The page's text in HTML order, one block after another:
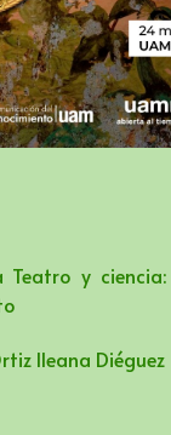
Teatro y ciencia:
lleana Diéguez